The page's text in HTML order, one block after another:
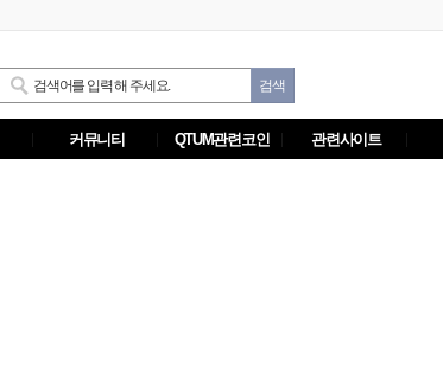
커뮤니티 QTUM관련코인 관련사이트